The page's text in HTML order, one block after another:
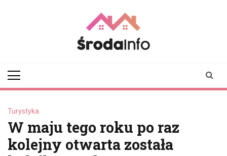
Turystyka
W maju tego roku po raz
kolejny otwarta została